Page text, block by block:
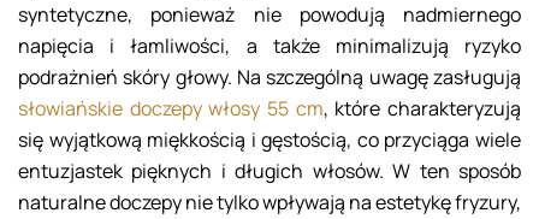
syntetyczne, ponieważ nie powodują nadmiernego
napięcia i łamliwości, a także minimalizują ryzyko
podrażnień skóry głowy. Na szczególną uwagę zasługują
słowiańskie doczepy włosy 55 cm, które charakteryzują
się wyjątkową miękkością i gęstością, co przyciąga wiele
entuzjastek pięknych i długich włosów. W ten sposób
naturalne doczepy nie tylko wpływają na estetykę fryzury,